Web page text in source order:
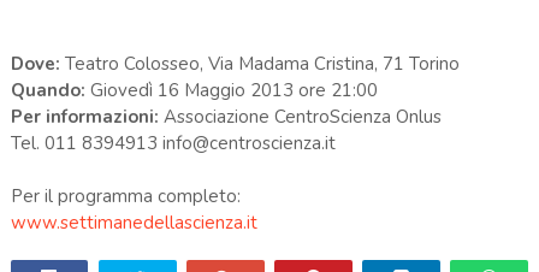
Dove: Teatro Colosseo, Via Madama Cristina, 71 Torino
Quando: Giovedì 16 Maggio 2013 ore 21:00
Per informazioni: Associazione CentroScienza Onlus
Tel. 011 8394913 info@centroscienza.it
Per il programma completo:
www.settimanedellascienza.it